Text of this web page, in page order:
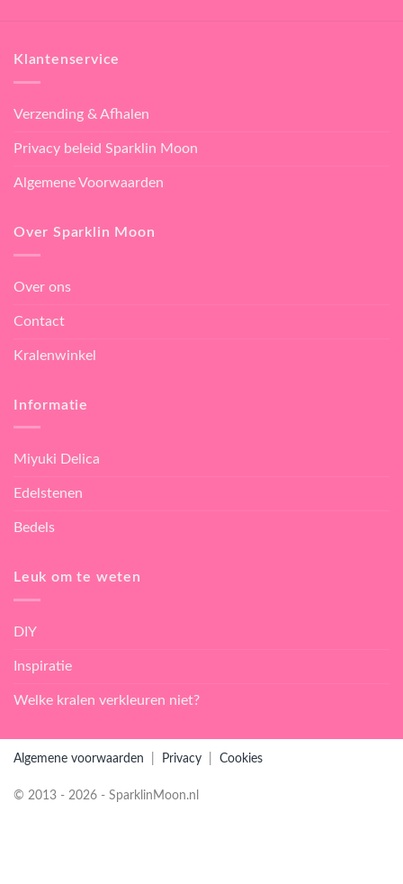
Klantenservice
Verzending & Afhalen
Privacy beleid Sparklin Moon
Algemene Voorwaarden
Over Sparklin Moon
Over ons
Contact
Kralenwinkel
Informatie
Miyuki Delica
Edelstenen
Bedels
Leuk om te weten
DIY
Inspiratie
Welke kralen verkleuren niet?
Algemene voorwaarden Privacy Cookies
© 2013 - 2026 - SparklinMoon.nl